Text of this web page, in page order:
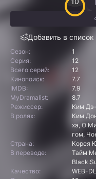
Добавить в список
Сезон:
1
Серия:
12
Всего серий:
12
Кинопоиск:
7.7
IMDB:
7.9
MyDramalist:
8.7
Режиссер:
Ким
В ролях:
Ким
ха, О
гом,
Страна:
Корея
В переводе:
Тайм
Качество:
WEB-